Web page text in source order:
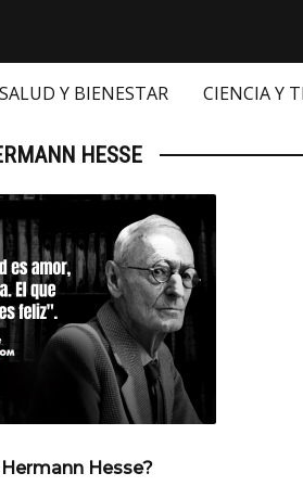
SALUD Y BIENESTAR CIENCIA Y
HESSE
Hesse?